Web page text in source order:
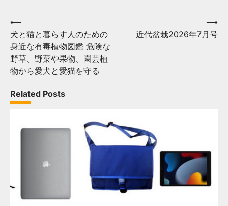
Post
navigation
⟵
犬と猫と暮らす人のための
身近な有毒植物図鑑 危険な
野草、野菜や果物、園芸植
物から愛犬と愛猫を守る
近代盆栽2026年7月号
⟶
Related Posts